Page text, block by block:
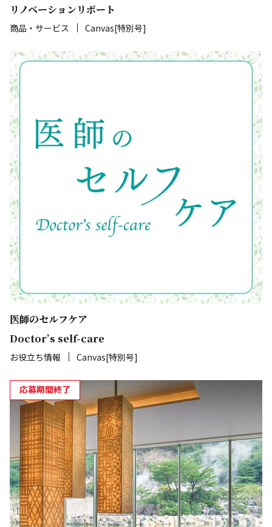
リノベーションリポート
商品・サービス Canvas[特別号]
医師のセルフケア
Doctor’s self-care
お役立ち情報 Canvas[特別号]
応募期間終了